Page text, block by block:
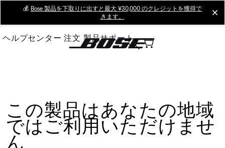
Main
💰 Bose 製品を下取りに出すと最大 ¥30,000 のクレジットを獲得で
きます。
ヘルプセンター 注文 製品サポート
この製品はあなたの地域
ではご利用いただけませ
ん